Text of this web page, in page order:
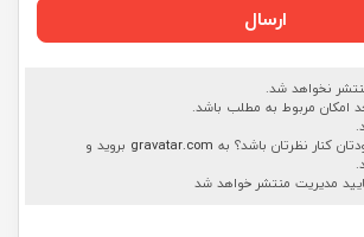
ارسال
نخواهد شد.
امکان مربوط به مطلب باشد.
کنار نظرتان باشد؟ به gravatar.com بروید و
مدیریت منتشر خواهد شد